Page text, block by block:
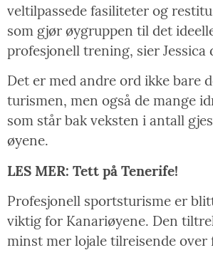
veltilpassede fasiliteter og
som gjør øygruppen til det
profesjonell trening, sier Jessica
Det er med andre ord ikke bare
turismen, men også de mange
som står bak veksten i antall
øyene.
LES MER: Tett på Tenerife!
Profesjonell sportsturisme er
viktig for Kanariøyene. Den
minst mer lojale tilreisende over